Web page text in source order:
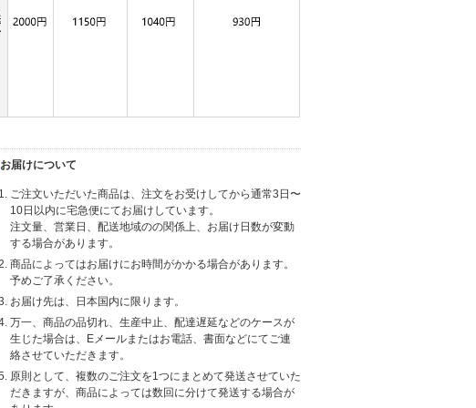
お届けについて
ご注文いただいた商品は、注文をお受けしてから通常3日〜
10日以内に宅急便にてお届けしています。
注文量、営業日、配送地域のの関係上、お届け日数が変動
する場合があります。
商品によってはお届けにお時間がかかる場合があります。
予めご了承ください。
お届け先は、日本国内に限ります。
万一、商品の品切れ、生産中止、配達遅延などのケースが
生じた場合は、Eメールまたはお電話、書面などにてご連
絡させていただきます。
原則として、複数のご注文を1つにまとめて発送させていた
だきますが、商品によっては数回に分けて発送する場合が